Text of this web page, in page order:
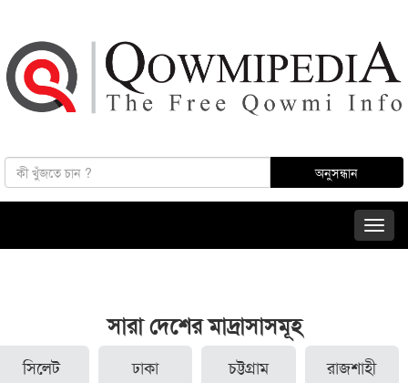
সারা দেশের মাদ্রাসাসমূহ
সিলেট ঢাকা চট্টগ্রাম রাজশাহী